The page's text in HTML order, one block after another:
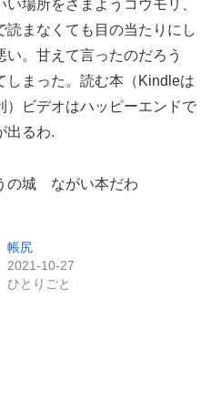
場所をさまようコウモリ、
まなくても目の当たりにし
。甘えて言ったのだろう
まった。読む本（Kindleは
）ビデオはハッピーエンドで
出るわ.
の城 ながい本だわ
帳尻
2021-10-27
ひとりごと